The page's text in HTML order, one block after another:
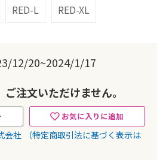
RED-L RED-XL
12/20~2024/1/17
注文いただけません。
お気に入りに追加
会社
（特定商取引法に基づく表示は